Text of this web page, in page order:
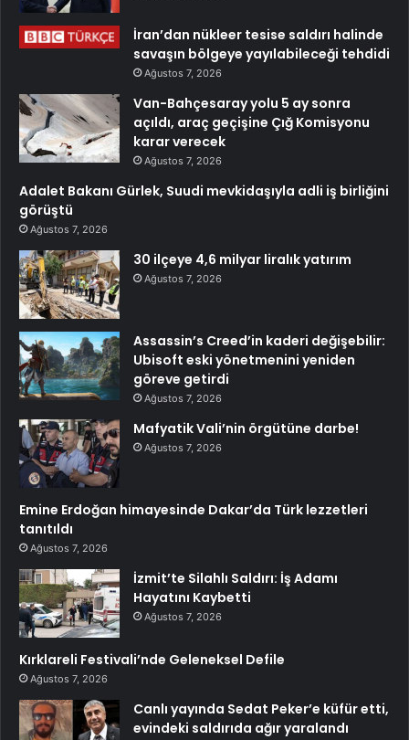
İran’dan nükleer tesise saldırı halinde
savaşın bölgeye yayılabileceği tehdidi
Ağustos 7, 2026
Van-Bahçesaray yolu 5 ay sonra
açıldı, araç geçişine Çığ Komisyonu
karar verecek
Ağustos 7, 2026
Adalet Bakanı Gürlek, Suudi mevkidaşıyla adli iş birliğini
görüştü
Ağustos 7, 2026
30 ilçeye 4,6 milyar liralık yatırım
Ağustos 7, 2026
Assassin’s Creed’in kaderi değişebilir:
Ubisoft eski yönetmenini yeniden
göreve getirdi
Ağustos 7, 2026
Mafyatik Vali’nin örgütüne darbe!
Ağustos 7, 2026
Emine Erdoğan himayesinde Dakar’da Türk lezzetleri
tanıtıldı
Ağustos 7, 2026
İzmit’te Silahlı Saldırı: İş Adamı
Hayatını Kaybetti
Ağustos 7, 2026
Kırklareli Festivali’nde Geleneksel Defile
Ağustos 7, 2026
Canlı yayında Sedat Peker’e küfür etti,
evindeki saldırıda ağır yaralandı